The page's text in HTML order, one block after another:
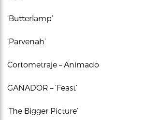
‘Butterlamp’
‘Parvenah’
Cortometraje – Animado
GANADOR – ‘Feast’
‘The Bigger Picture’